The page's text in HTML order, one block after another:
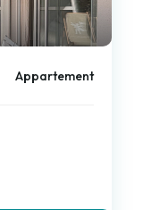
Appartement